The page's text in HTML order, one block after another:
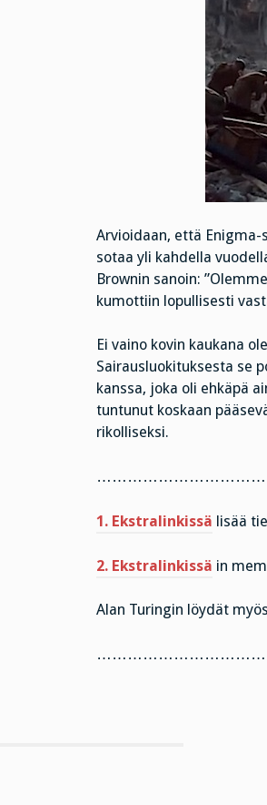
Arvioidaan, että
sotaa yli kahdella
Brownin sanoin:
kumottiin lopullisesti
Ei vaino kovin kaukana
Sairausluokituksesta se
kanssa, joka oli ehkäpä
tuntunut koskaan
rikolliseksi.
1. Ekstralinkissä lisää
2. Ekstralinkissä in
Alan Turingin löydät